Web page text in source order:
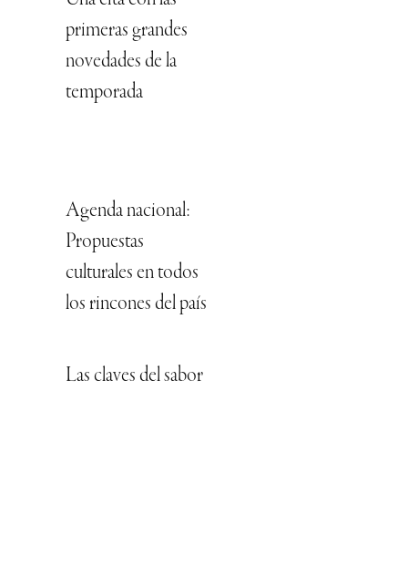
primeras grandes
novedades de la
temporada
Agenda nacional:
Propuestas
culturales en todos
los rincones del país
Las claves del sabor